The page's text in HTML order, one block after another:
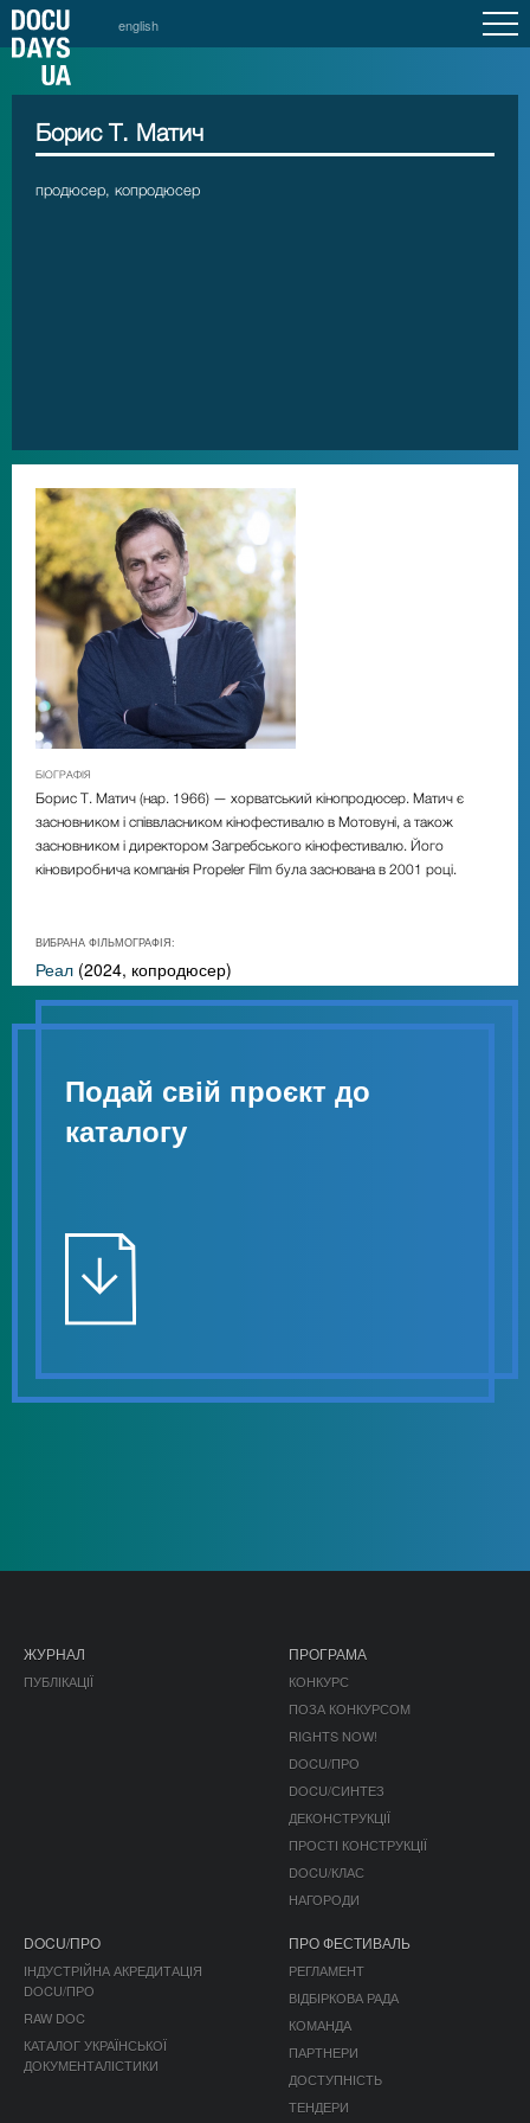
english
Борис Т. Матич
продюсер, копродюсер
БІОГРАФІЯ
Борис Т. Матич (нар. 1966) — хорватський кінопродюсер. Матич є
засновником і співвласником кінофестивалю в Мотовуні, а також
засновником і директором Загребського кінофестивалю. Його
кіновиробнича компанія Propeler Film була заснована в 2001 році.
ВИБРАНА ФІЛЬМОГРАФІЯ:
Реал (2024, копродюсер)
Подай свій проєкт до
каталогу
ЖУРНАЛ
ПУБЛІКАЦІЇ
ПРОГРАМА
КОНКУРС
ПОЗА КОНКУРСОМ
RIGHTS NOW!
DOCU/ПРО
DOCU/СИНТЕЗ
ДЕКОНСТРУКЦІЇ
ПРОСТІ КОНСТРУКЦІЇ
DOCU/КЛАС
НАГОРОДИ
DOCU/ПРО
ІНДУСТРІЙНА АКРЕДИТАЦІЯ
DOCU/ПРО
RAW DOC
КАТАЛОГ УКРАЇНСЬКОЇ
ДОКУМЕНТАЛІСТИКИ
ПРО ФЕСТИВАЛЬ
РЕГЛАМЕНТ
ВІДБІРКОВА РАДА
КОМАНДА
ПАРТНЕРИ
ДОСТУПНІСТЬ
ТЕНДЕРИ